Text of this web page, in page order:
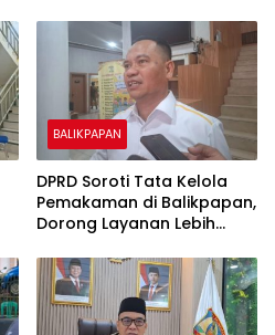
BALIKPAPAN
DPRD Soroti Tata Kelola
Pemakaman di Balikpapan,
Dorong Layanan Lebih
Biaya Warga